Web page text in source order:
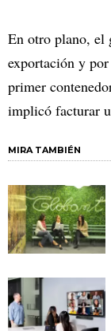
En otro plano, el
exportación y
primer
implicó facturar
MIRA TAMBIÉN